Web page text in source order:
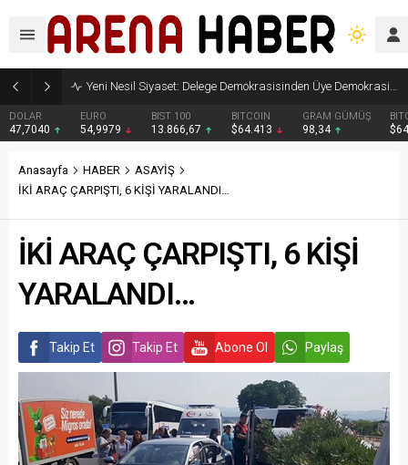
Yeni Nesil Siyaset: Delege Demokrasisinden Üye Demokrasisine
DOLAR
47,7040
EURO
54,9979
BIST 100
13.866,67
BITCOIN
$64.413
GRAM GÜMÜŞ
98,34
Anasayfa HABER
ASAYİŞ
İKİ ARAÇ ÇARPIŞTI, 6 KİŞİ YARALANDI…
İKİ ARAÇ ÇARPIŞTI, 6 KİŞİ
YARALANDI…
Takip Et Takip Et Abone Ol Paylaş